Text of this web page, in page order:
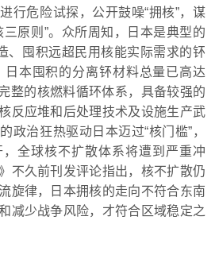
行危险试探，公开鼓噪“拥核”，谋
原则”。众所周知，日本是典型的
、囤积远超民用核能实际需求的钚
本囤积的分离钚材料总量已高达
整的核燃料循环体系，具备较强的
反应堆和后处理技术及设施生产武
政治狂热驱动日本迈过“核门槛”，
全球核不扩散体系将遭到严重冲
不久前刊发评论指出，核不扩散仍
旋律，日本拥核的走向不符合东南
减少战争风险，才符合区域稳定之